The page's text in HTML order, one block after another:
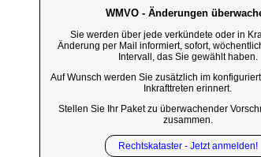
WMVO - Änderungen
Sie werden über jede verkündete oder in
Änderung per Mail informiert, sofort,
Intervall, das Sie gewählt haben.
Auf Wunsch werden Sie zusätzlich im
Inkrafttreten erinnert.
Stellen Sie Ihr Paket zu überwachender
zusammen.
Rechtskataster - Jetzt anmelden!